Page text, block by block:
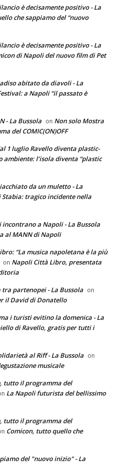
è decisamente positivo - La
che sappiamo del “nuovo
è decisamente positivo - La
di Napoli del nuovo film di Pet
abitato da diavoli - La
a Napoli “il passato è
- La Bussola on Non solo Mostra
del COMIC(ON)OFF
1 luglio Ravello diventa plastic-
ambiente: l’isola diventa “plastic
da un muletto - La
tragico incidente nella
incontrano a Napoli - La Bussola
al MANN di Napoli
“La musica napoletana è la più
on Napoli Città Libro, presentata
partenopei - La Bussola on
il David di Donatello
i turisti evitino la domenica - La
di Ravello, gratis per tutti i
al Riff - La Bussola on
musicale
tutto il programma del
La Napoli futurista del bellissimo
tutto il programma del
Comicon, tutto quello che
del "nuovo inizio" - La